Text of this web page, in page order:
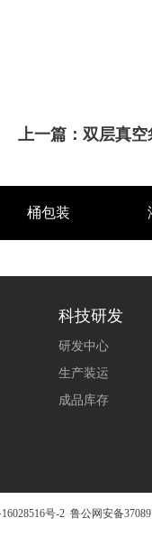
上一篇： 双层真空
桶包装
科技研发
研发中心
生产装运
成品库存
号-2 鲁公网安备